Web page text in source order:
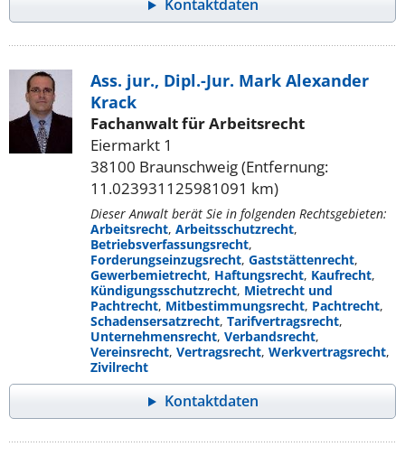
Kontaktdaten
Ass. jur., Dipl.-Jur. Mark Alexander
Krack
Fachanwalt für Arbeitsrecht
Eiermarkt 1
38100 Braunschweig (Entfernung:
11.023931125981091 km)
Dieser Anwalt berät Sie in folgenden Rechtsgebieten:
Arbeitsrecht, Arbeitsschutzrecht,
Betriebsverfassungsrecht,
Forderungseinzugsrecht, Gaststättenrecht,
Gewerbemietrecht, Haftungsrecht, Kaufrecht,
Kündigungsschutzrecht, Mietrecht und
Pachtrecht, Mitbestimmungsrecht, Pachtrecht,
Schadensersatzrecht, Tarifvertragsrecht,
Unternehmensrecht, Verbandsrecht,
Vereinsrecht, Vertragsrecht, Werkvertragsrecht,
Zivilrecht
Kontaktdaten